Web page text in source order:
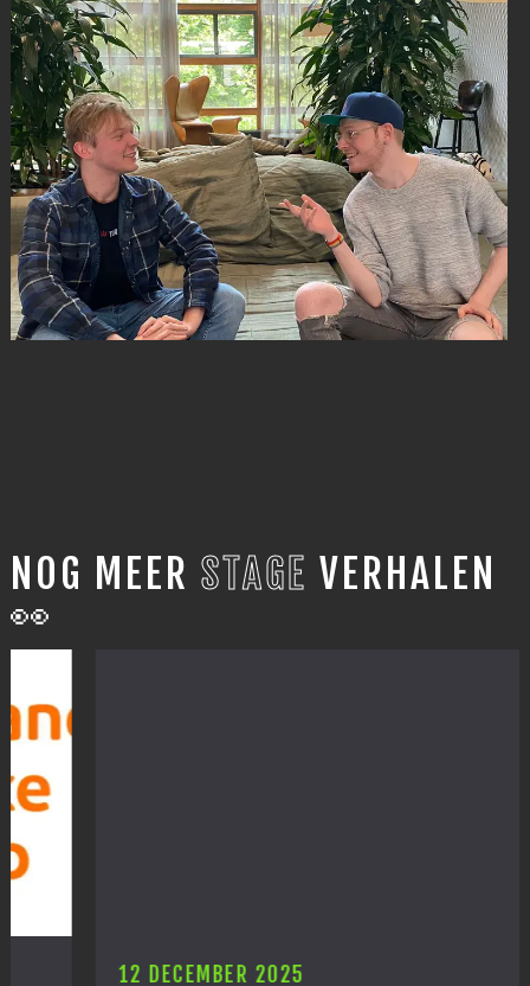
NOG MEER STAGE VERHALEN
👀
12 DECEMBER 2025